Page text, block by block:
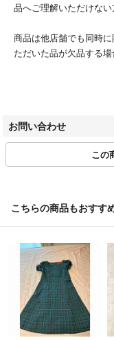
品へご理解いただけない
商品は他店舗でも同時
ただいた品が欠品する場
ブランドによってサイ
ましてはご容赦ください。
商品画像はできる限り
商品状態は掲載前に十
ございました際はご返
う、間違えた等お客様
・ご注文の商品と異な
・商品状態が商品説明
はご返品をお受けして
お問い合わせ
この
こちらの商品もおすす